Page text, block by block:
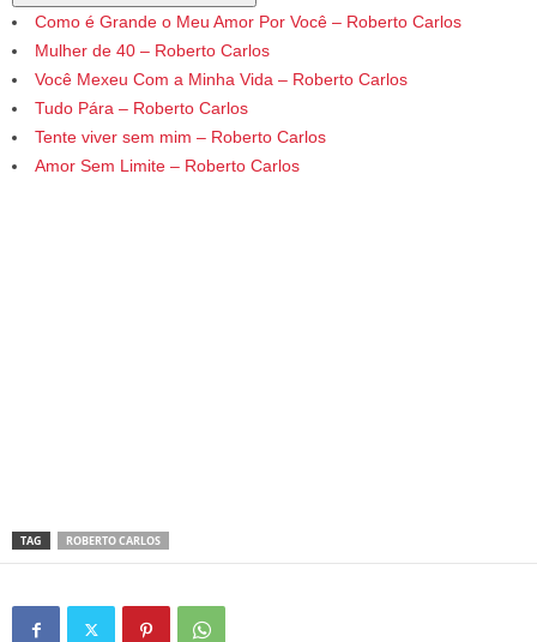
Como é Grande o Meu Amor Por Você – Roberto Carlos
Mulher de 40 – Roberto Carlos
Você Mexeu Com a Minha Vida – Roberto Carlos
Tudo Pára – Roberto Carlos
Tente viver sem mim – Roberto Carlos
Amor Sem Limite – Roberto Carlos
TAG ROBERTO CARLOS